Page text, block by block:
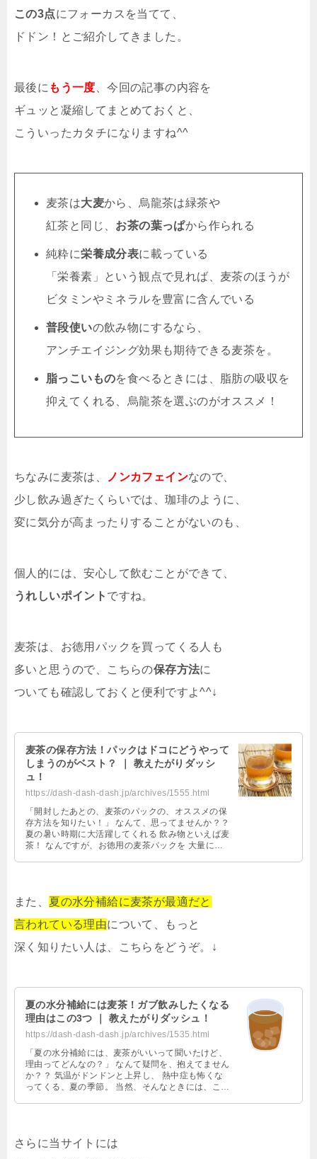
この3点にフォーカスを当てて、
ドドン！とご紹介してきました。
最後に もう一度 、今回の記事の内容を
ギュッと凝縮してまとめておくと、
こういったカタチになりますね^^
麦茶は大麦から、烏龍茶は緑茶や
紅茶と同じ、 お茶の葉っぱから作られる
純粋に栄養成分表に載っている
「栄養素」という観点で見れば、麦茶のほうが
ビタミンやミネラルを豊富に含んでいる
普段使いの飲み物にするなら、
アンチエイジング効果も期待できる麦茶を。
脂っこいものを食べるときには、脂肪の吸収を
抑えてくれる、烏龍茶を選ぶのがオススメ！
ちなみに麦茶は、 ノンカフェインなので、
少し飲み過ぎたくらいでは、珈琲のように、
変に気分が高まったりすることがないのも、
個人的には、安心して飲むことができて、
うれしいポイント ですね。
麦茶は、お徳用パックを買ってくる人も
多いと思うので、こちらの保存方法に
ついても確認しておくと便利ですよ^^↓
麦茶の保存方法！パックはドコにどうやって
しまうのがベスト？ ｜ 教えたがりダッシ
ュ！
https://dash-dash-dash.jp/archives/1555.html
「開封したあとの、麦茶のパックの、オススメの保
存方法を知りたい！」 なんて、思ってませんか？？
夏の暑い時期に大活躍してくれる 飲み物といえば麦
茶！ なんですが、お徳用の麦茶パックを 大量に買
また、 夏の水分補給に麦茶が最適だと
言われている理由について、もっと
深く知りたい人は、こちらをどうぞ。↓
夏の水分補給には麦茶！ガブ飲みしたくなる
理由はこの3つ ｜ 教えたがりダッシュ！
https://dash-dash-dash.jp/archives/1535.html
「夏の水分補給には、麦茶がいいって聞いたけど、
理由ってどんなの？」 なんて疑問を、抱えてません
か？？ 気温がドンドンと上昇し、 熱中症も怖くな
ってくる、夏の季節。 当然、そんなときには、こま
さらに当サイトには